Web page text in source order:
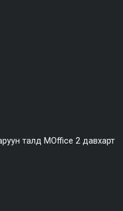
талд MOffice 2 давхарт